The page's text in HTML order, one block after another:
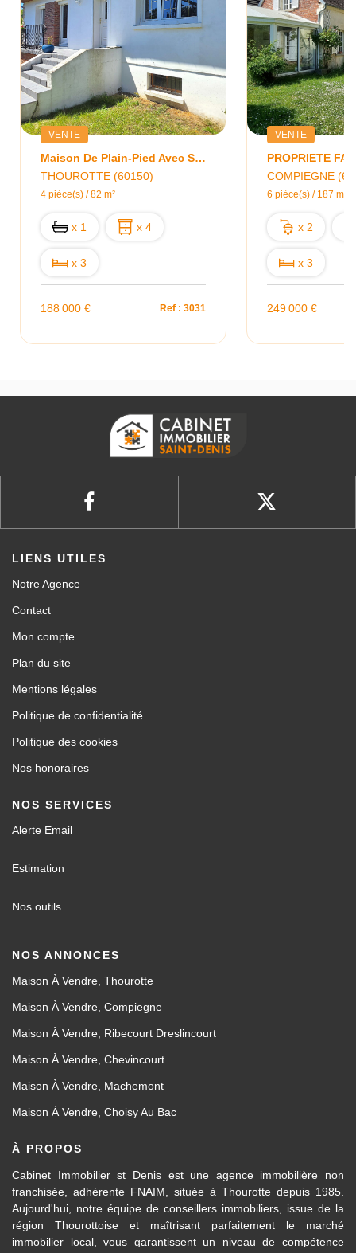
VENTE
Maison De Plain-Pied Avec Sous-Sol Total Et Beau Potentiel D'évolution
THOUROTTE (60150)
4 pièce(s) / 82 m²
x 1 x 4
x 3
188 000 € Ref : 3031
VENTE
COMPIEGNE
6 pièce(s) / 187 m²
x 2
x 3
249 000 €
LIENS UTILES
Notre Agence
Contact
Mon compte
Plan du site
Mentions légales
Politique de confidentialité
Politique des cookies
Nos honoraires
NOS SERVICES
Alerte Email
Estimation
Nos outils
NOS ANNONCES
Maison À Vendre, Thourotte
Maison À Vendre, Compiegne
Maison À Vendre, Ribecourt Dreslincourt
Maison À Vendre, Chevincourt
Maison À Vendre, Machemont
Maison À Vendre, Choisy Au Bac
À PROPOS
Cabinet Immobilier st Denis est une agence immobilière non
franchisée, adhérente FNAIM, située à Thourotte depuis 1985.
Aujourd'hui, notre équipe de conseillers immobiliers, issue de la
région Thourottoise et maîtrisant parfaitement le marché
immobilier local, vous garantissent un niveau de compétence